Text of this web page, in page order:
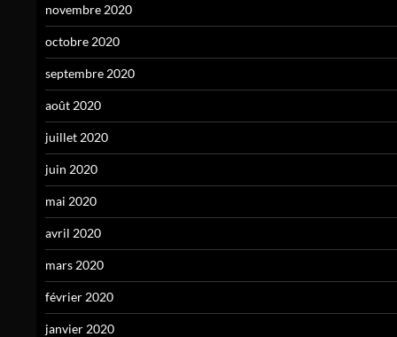
novembre 2020
octobre 2020
septembre 2020
août 2020
juillet 2020
juin 2020
mai 2020
avril 2020
mars 2020
février 2020
janvier 2020